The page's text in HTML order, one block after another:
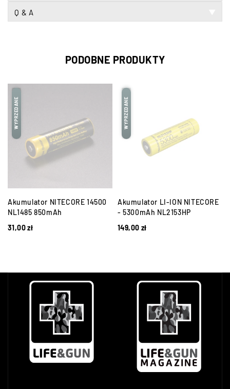
Q & A
PODOBNE PRODUKTY
WYPRZEDANE
Akumulator NITECORE 14500
NL1485 850mAh
31,00zł
WYPRZEDANE
Akumulator LI-ION NITECORE
- 5300mAh NL2153HP
149,00 zł